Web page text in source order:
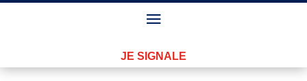
JE SIGNALE